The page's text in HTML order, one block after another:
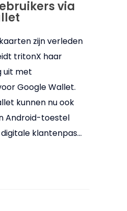
via
zijn verleden
tritonX haar
uit met
Google Wallet.
kunnen nu ook
Android-toestel
klantenpas...